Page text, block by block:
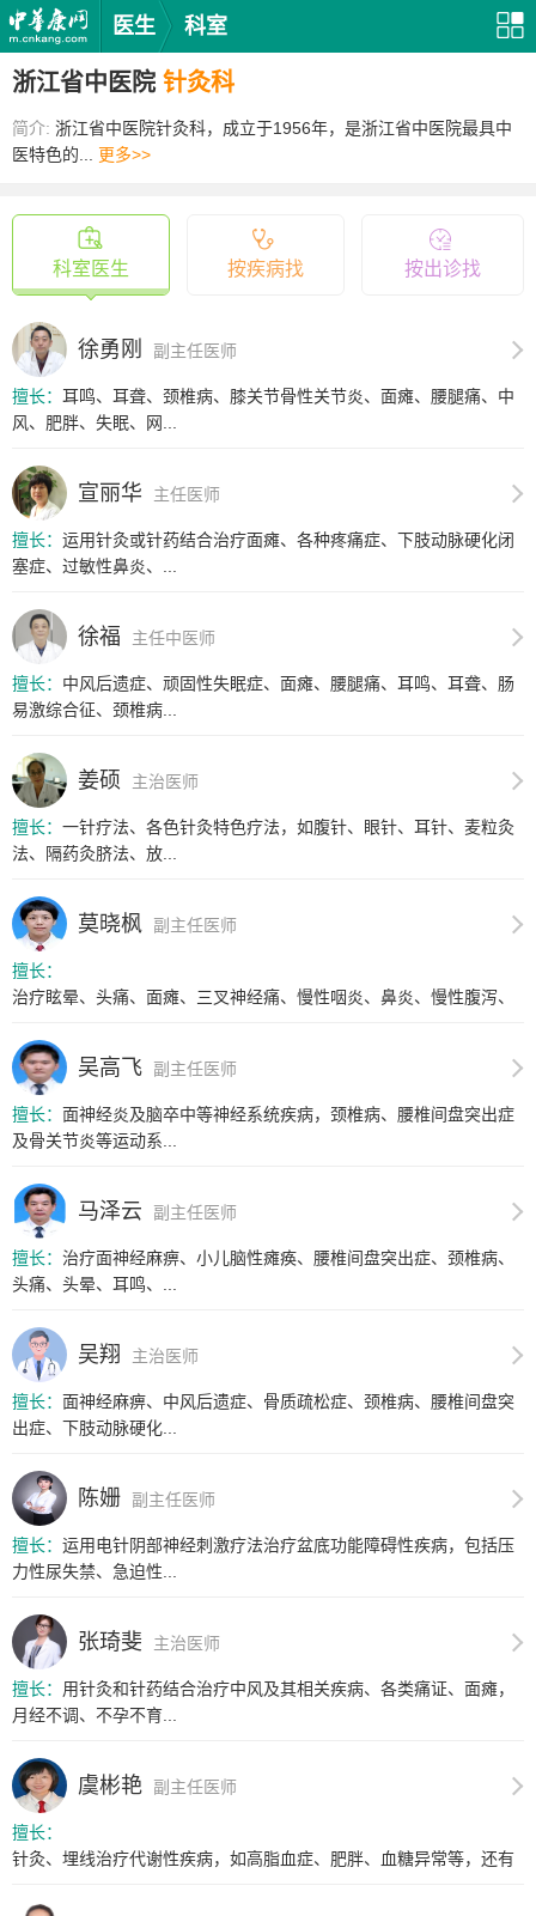
医生 科室
浙江省中医院 针灸科
简介: 浙江省中医院针灸科，成立于1956年，是浙江省中医院最具中
医特色的... 更多>>
科室医生 按疾病找 按出诊找
徐勇刚 副主任医师
擅长： 耳鸣、耳聋、颈椎病、膝关节骨性关节炎、面瘫、腰腿痛、中
风、肥胖、失眠、网...
宣丽华 主任医师
擅长： 运用针灸或针药结合治疗面瘫、各种疼痛症、下肢动脉硬化闭
塞症、过敏性鼻炎、...
徐福 主任中医师
擅长： 中风后遗症、顽固性失眠症、面瘫、腰腿痛、耳鸣、耳聋、肠
易激综合征、颈椎病...
姜硕 主治医师
擅长： 一针疗法、各色针灸特色疗法，如腹针、眼针、耳针、麦粒灸
法、隔药灸脐法、放...
莫晓枫 副主任医师
擅长：
治疗眩晕、头痛、面瘫、三叉神经痛、慢性咽炎、鼻炎、慢性腹泻、
吴高飞 副主任医师
擅长： 面神经炎及脑卒中等神经系统疾病，颈椎病、腰椎间盘突出症
及骨关节炎等运动系...
马泽云 副主任医师
擅长： 治疗面神经麻痹、小儿脑性瘫痪、腰椎间盘突出症、颈椎病、
头痛、头晕、耳鸣、...
吴翔 主治医师
擅长： 面神经麻痹、中风后遗症、骨质疏松症、颈椎病、腰椎间盘突
出症、下肢动脉硬化...
陈姗 副主任医师
擅长： 运用电针阴部神经刺激疗法治疗盆底功能障碍性疾病，包括压
力性尿失禁、急迫性...
张琦斐 主治医师
擅长： 用针灸和针药结合治疗中风及其相关疾病、各类痛证、面瘫，
月经不调、不孕不育...
虞彬艳 副主任医师
擅长：
针灸、埋线治疗代谢性疾病，如高脂血症、肥胖、血糖异常等，还有